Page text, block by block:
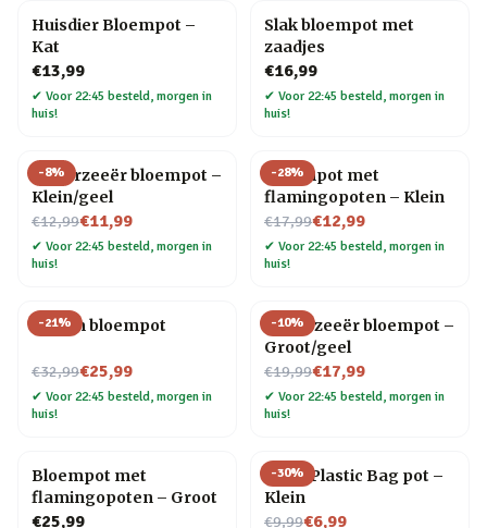
Huisdier Bloempot –
Kat
€13,99
✔ Voor 22:45 besteld, morgen in
huis!
Slak bloempot met
zaadjes
€16,99
✔ Voor 22:45 besteld, morgen in
huis!
-8%
Onderzeeër bloempot –
Klein/geel
€12,99
Nu voor€11,99
✔ Voor 22:45 besteld, morgen in
huis!
-28%
Bloempot met
flamingopoten – Klein
€17,99
Nu voor€12,99
✔ Voor 22:45 besteld, morgen in
huis!
-21%
Dieren bloempot
€32,99
Nu voor€25,99
✔ Voor 22:45 besteld, morgen in
huis!
-10%
Onderzeeër bloempot –
Groot/geel
€19,99
Nu voor€17,99
✔ Voor 22:45 besteld, morgen in
huis!
Bloempot met
flamingopoten – Groot
€25,99
-30%
Not A Plastic Bag pot –
Klein
€9,99
Nu voor€6,99